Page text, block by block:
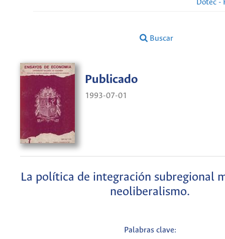
Dotec -
Buscar
Publicado
1993-07-01
La política de integración subregional
neoliberalismo.
Palabras clave: